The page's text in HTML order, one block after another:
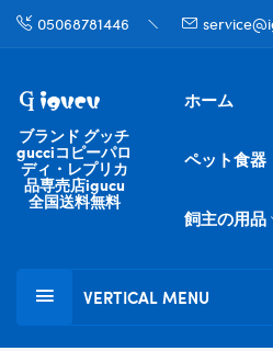
05068781446
ブランド グッチ
gucciコピーパロ
ディ・レプリカ
品専売店igucu
全国送料無料
ホーム
ペット食器
飼主の用品
VERTICAL MENU